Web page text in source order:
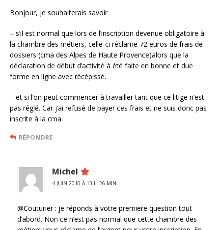
Bonjour, je souhaiterais savoir
– s’il est normal que lors de l’inscription devenue obligatoire à
la chambre des métiers, celle-ci réclame 72 euros de frais de
dossiers (cma des Alpes de Haute Provence)alors que la
déclaration de début d’activité à été faite en bonne et due
forme en ligne avec récépissé.
– et si l’on peut commencer à travailler tant que ce litige n’est
pas réglé. Car j’ai refusé de payer ces frais et ne suis donc pas
inscrite à la cma.
RÉPONDRE
Michel
4 JUIN 2010 À 13 H 26 MIN
@Couturier : je réponds à votre premiere question tout
d’abord. Non ce n’est pas normal que cette chambre des